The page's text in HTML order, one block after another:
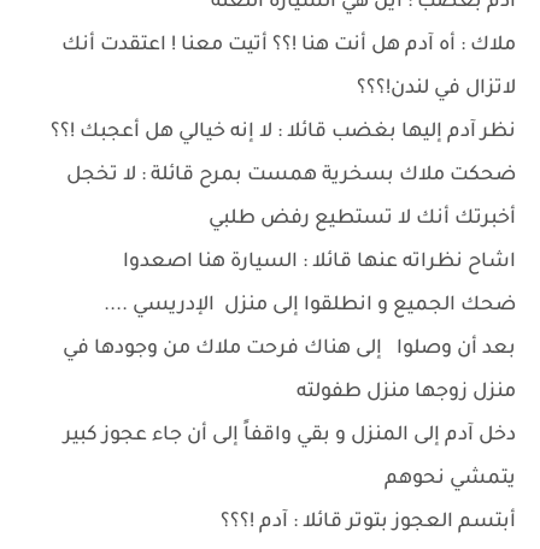
ملاك : أه آدم هل أنت هنا !؟؟ أتيت معنا ! اعتقدت أنك
لاتزال في لندن!؟؟؟
نظر آدم إليها بغضب قائلا : لا إنه خيالي هل أعجبك !؟؟
ضحكت ملاك بسخرية همست بمرح قائلة : لا تخجل
أخبرتك أنك لا تستطيع رفض طلبي
اشاح نظراته عنها قائلا : السيارة هنا اصعدوا
ضحك الجميع و انطلقوا إلى منزل الإدريسي ....
بعد أن وصلوا إلى هناك فرحت ملاك من وجودها في
منزل زوجها منزل طفولته
دخل آدم إلى المنزل و بقي واقفاً إلى أن جاء عجوز كبير
يتمشي نحوهم
أبتسم العجوز بتوتر قائلا : آدم !؟؟؟